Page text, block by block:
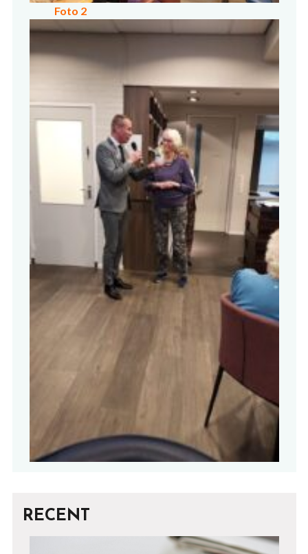
Foto 2
RECENT